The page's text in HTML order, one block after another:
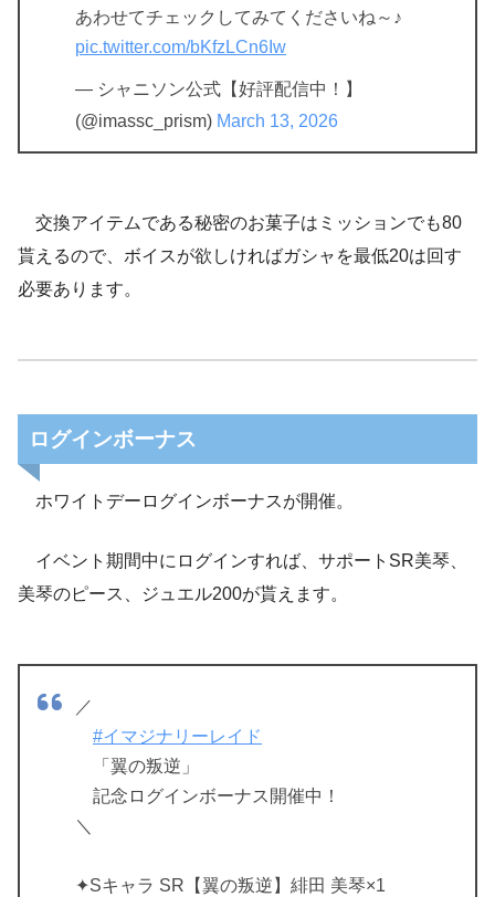
あわせてチェックしてみてくださいね～♪
pic.twitter.com/bKfzLCn6Iw
— シャニソン公式【好評配信中！】
(@imassc_prism) March 13, 2026
交換アイテムである秘密のお菓子はミッションでも80
貰えるので、ボイスが欲しければガシャを最低20は回す
必要あります。
ログインボーナス
ホワイトデーログインボーナスが開催。
イベント期間中にログインすれば、サポートSR美琴、
美琴のピース、ジュエル200が貰えます。
／
#イマジナリーレイド
「翼の叛逆」
記念ログインボーナス開催中！
＼
✦Sキャラ SR【翼の叛逆】緋田 美琴×1